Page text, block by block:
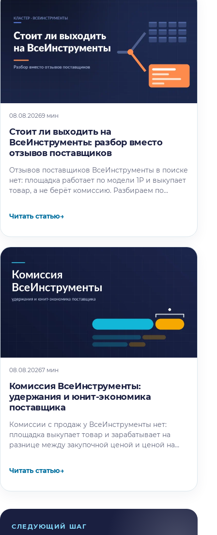
08.08.20269 мин
Стоит ли выходить на
ВсеИнструменты: разбор вместо
отзывов поставщиков
Отзывов поставщиков ВсеИнструменты в поиске
нет: площадка работает по модели 1P и выкупает
товар, а не берёт комиссию. Разбираем по
Читать статью→
08.08.20267 мин
Комиссия ВсеИнструменты:
удержания и юнит-экономика
поставщика
Комиссии с продаж у ВсеИнструменты нет:
площадка выкупает товар и зарабатывает на
разнице между закупочной ценой и ценой на
Читать статью→
СЛЕДУЮЩИЙ ШАГ